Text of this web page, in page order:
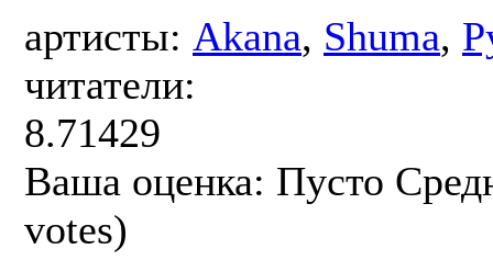
артисты: Akana, Shuma,
читатели:
8.71429
Ваша оценка: Пусто
votes)